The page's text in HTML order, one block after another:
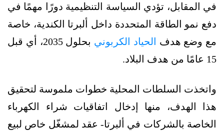
في المقابل، تؤدي السياسة التنظيمية دورًا مهمًا في
دفع نمو الطاقة المتحددة داخل ألبرتا الكندية، خاصة
مع وضع هدف الحياد الكربوني
بحلول 2035، أي قبل
15 عامًا من هدف البلاد.
واتخذت السلطات المحلية خطوات ملموسة لتحقيق
هذا الهدف، منها إدخال اتفاقيات شراء الكهرباء
الخاصة بالشركات في ألبرتا- عقد لمشغّل خاص لبيع